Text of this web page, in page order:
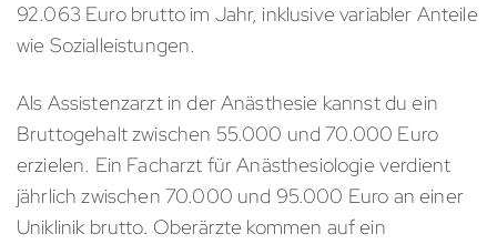
92.063 Euro brutto im Jahr, inklusive variabler Anteile
wie Sozialleistungen.
Als Assistenzarzt in der Anästhesie kannst du ein
Bruttogehalt zwischen 55.000 und 70.000 Euro
erzielen. Ein Facharzt für Anästhesiologie verdient
jährlich zwischen 70.000 und 95.000 Euro an einer
Uniklinik brutto. Oberärzte kommen auf ein